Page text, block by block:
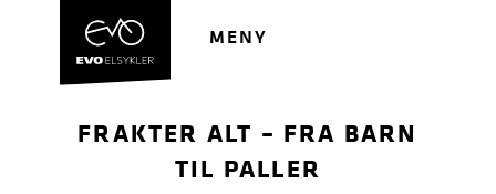
navigasjon
MENY
FRAKTER ALT – FRA BARN
TIL PALLER